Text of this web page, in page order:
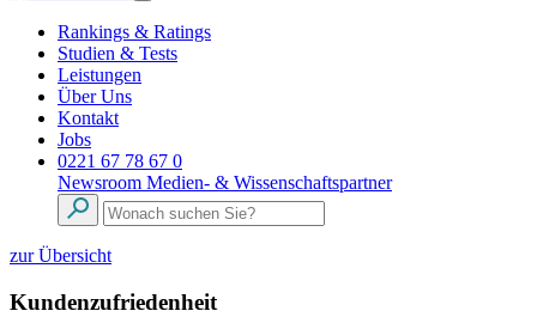
Rankings & Ratings
Studien & Tests
Leistungen
Über Uns
Kontakt
Jobs
0221 67 78 67 0
Newsroom Medien- & Wissenschaftspartner
zur Übersicht
Kundenzufriedenheit